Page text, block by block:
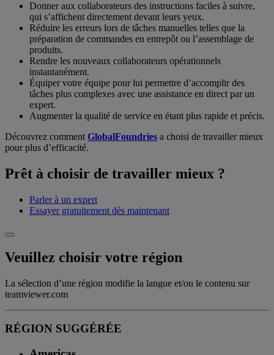
Donner aux collaborateurs des instructions faciles à suivre,
qui s’affichent directement devant leurs yeux.
Réduire les erreurs lors de tâches manuelles telles que la
préparation de commandes en entrepôt ou l’assemblage de
produits.
Rendre les nouveaux collaborateurs opérationnels
instantanément.
Équiper votre équipe pour lui permettre d’accomplir des
tâches plus complexes avec une assistance en direct par un
expert.
Augmenter la qualité de service en étant plus rapide et précis.
Découvrez comment GlobalFoundries a choisi de travailler mieux
pour plus d’efficacité.
Prêt à choisir de travailler mieux ?
Parler à un expert
Essayer gratuitement dès maintenant
Veuillez choisir votre région
La sélection d’une région modifie la langue et/ou le contenu sur
teamviewer.com
RÉGION SUGGÉRÉE